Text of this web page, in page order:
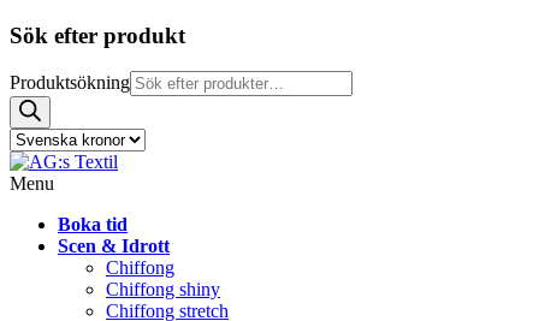
Sök efter produkt
Produktsökning
Menu
Boka tid
Scen & Idrott
Chiffong
Chiffong shiny
Chiffong stretch